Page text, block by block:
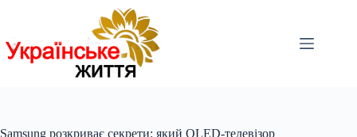
Samsung розкриває секрети: який OLED-телевізор